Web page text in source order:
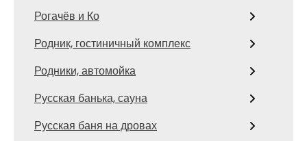
Рогачёв и Ко
Родник, гостиничный комплекс
Родники, автомойка
Русская банька, сауна
Русская баня на дровах